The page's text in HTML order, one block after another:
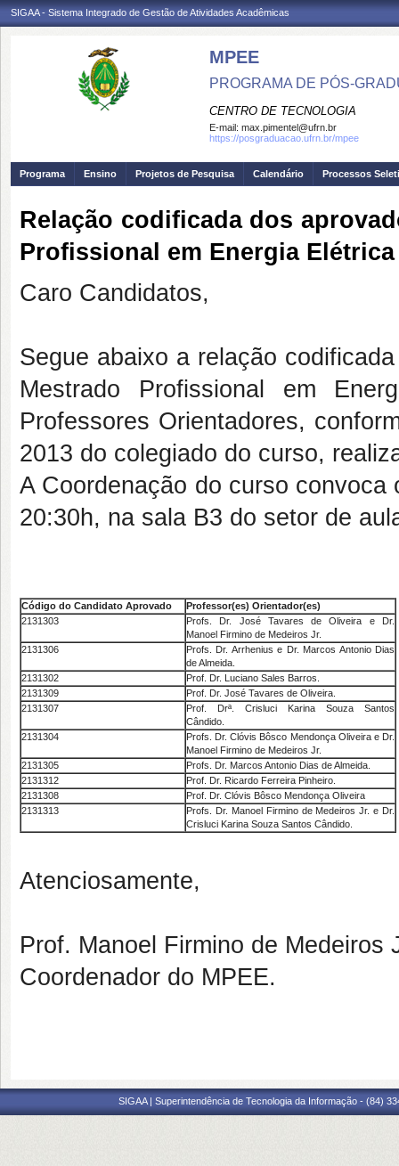
SIGAA - Sistema Integrado de Gestão de Atividades Acadêmicas
MPEE
PROGRAMA DE PÓS-
CENTRO DE TECNOLOGIA
E-mail: max.pimentel@ufrn.br
https://posgraduacao.ufrn.br/mpee
Programa Ensino Projetos de Pesquisa Calendário Processos
Relação codificada dos
Profissional em Energia Elétrica
Caro Candidatos,
Segue abaixo a relação
Mestrado Profissional em
Professores Orientadores,
2013 do colegiado do curso,
A Coordenação do curso
20:30h, na sala B3 do setor de
Código do Candidato Aprovado
Professor(es) Orientador(es)
2131303
Profs. Dr. José Tavares de Oliveira e Dr.
Manoel Firmino de Medeiros Jr.
2131306
Profs. Dr. Arrhenius e Dr. Marcos Antonio Dias
de Almeida.
2131302
Prof. Dr. Luciano Sales Barros.
2131309
Prof. Dr. José Tavares de Oliveira.
2131307
Prof. Drª. Crisluci Karina Souza Santos
Cândido.
2131304
Profs. Dr. Clóvis Bôsco Mendonça Oliveira e Dr.
Manoel Firmino de Medeiros Jr.
2131305
Profs. Dr. Marcos Antonio Dias de Almeida.
2131312
Prof. Dr. Ricardo Ferreira Pinheiro.
2131308
Prof. Dr. Clóvis Bôsco Mendonça Oliveira
2131313
Profs. Dr. Manoel Firmino de Medeiros Jr. e Dr.
Crisluci Karina Souza Santos Cândido.
Atenciosamente,
Prof. Manoel Firmino de Medeiros
Coordenador do MPEE.
SIGAA | Superintendência de Tecnologia da Informação - (84)